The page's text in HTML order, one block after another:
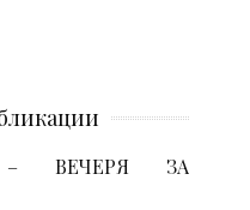
– ВЕЧЕРЯ ЗА